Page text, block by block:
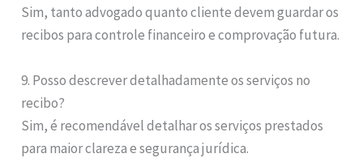
Sim, tanto advogado quanto cliente devem guardar os
recibos para controle financeiro e comprovação futura.
9. Posso descrever detalhadamente os serviços no
recibo?
Sim, é recomendável detalhar os serviços prestados
para maior clareza e segurança jurídica.